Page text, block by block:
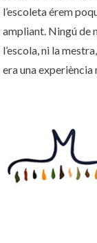
l’escoleta érem
ampliant. Ningú de
l’escola, ni la
era una experiència